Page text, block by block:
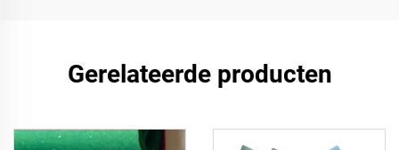
Gerelateerde producten